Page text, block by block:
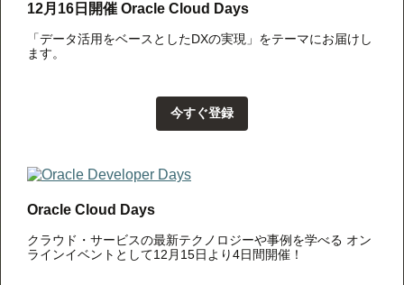
12月16日開催 Oracle Cloud Days
「データ活用をベースとしたDXの実現」をテーマにお届けし
ます。
今すぐ登録
Oracle Cloud Days
クラウド・サービスの最新テクノロジーや事例を学べる オン
ラインイベントとして12月15日より4日間開催！